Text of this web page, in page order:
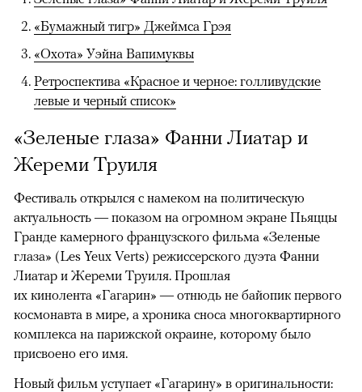
«Бумажный тигр» Джеймса Грэя
«Охота» Уэйна Вапимуквы
Ретроспектива «Красное и черное: голливудские
левые и черный список»
«Зеленые глаза» Фанни Лиатар и
Жереми Труиля
Фестиваль открылся с намеком на политическую
актуальность — показом на огромном экране Пьяццы
Гранде камерного французского фильма «Зеленые
глаза» (Les Yeux Verts) режиссерского дуэта Фанни
Лиатар и Жереми Труиля. Прошлая
их кинолента «Гагарин» — отнюдь не байопик первого
космонавта в мире, а хроника сноса многоквартирного
комплекса на парижской окраине, которому было
присвоено его имя.
Новый фильм уступает «Гагарину» в оригинальности: